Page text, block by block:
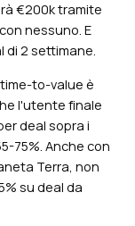
€200k tramite
nessuno. E
2 settimane.
to-value è
l'utente finale
deal sopra i
75%. Anche con
Terra, non
su deal da